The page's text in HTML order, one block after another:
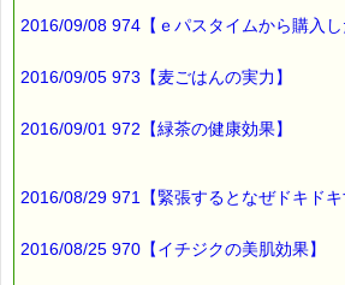
http://www.pass-thyme.com/fit/p100.asp
http://www.pass-thyme.com/fit/p005.asp
▼ストレスケアに役立つレスキューシリ
http://www.pass-thyme.com/special/
■オススメの講座情報
▼バッチ国際教育プログラムレベル１
2016/09/08 974【ｅパスタイムから購入し
2016/09/05 973【麦ごはんの実力】
2016/09/01 972【緑茶の健康効果】
2016/08/29 971【緊張するとなぜドキドキ
2016/08/25 970【イチジクの美肌効果】